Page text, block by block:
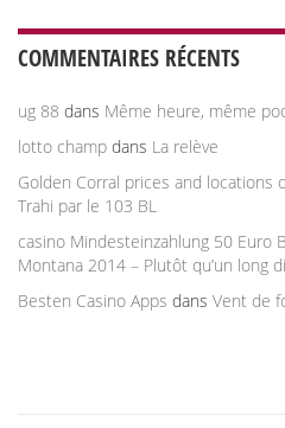
COMMENTAIRES RÉCENTS
ug 88 dans Même heure, même
lotto champ dans La relève
Golden Corral prices and locations
Trahi par le 103 BL
casino Mindesteinzahlung 50 Euro
Montana 2014 – Plutôt qu’un long
Besten Casino Apps dans Vent de